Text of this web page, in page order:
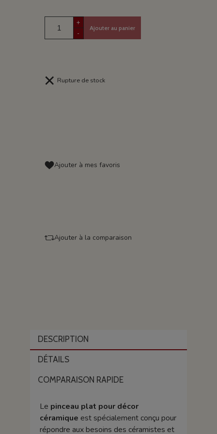
+
-
Ajouter au panier
Rupture de stock
Ajouter à mes favoris
Ajouter à la comparaison
DESCRIPTION
DÉTAILS
COMPARAISON RAPIDE
Le pinceau plat pour décor
céramique est spécialement conçu pour
répondre aux besoins des céramistes et